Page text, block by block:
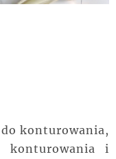
do konturowania,
konturowania i